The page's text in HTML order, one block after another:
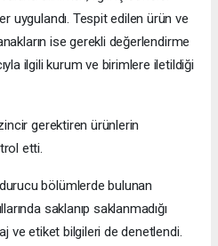
uygulandı. Tespit edilen ürün ve
ise gerekli değerlendirme
ilgili kurum ve birimlere iletildiği
gerektiren ürünlerin
etti.
bölümlerde bulunan
saklanıp saklanmadığı
ve etiket bilgileri de denetlendi.